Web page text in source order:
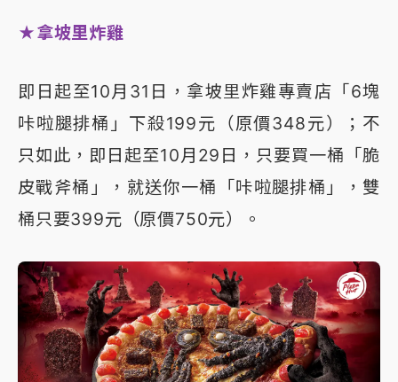
★拿坡里炸雞
即日起至10月31日，拿坡里炸雞專賣店「6塊
咔啦腿排桶」下殺199元（原價348元）；不
只如此，即日起至10月29日，只要買一桶「脆
皮戰斧桶」，就送你一桶「咔啦腿排桶」，雙
桶只要399元（原價750元）。